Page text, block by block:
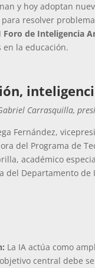
y hoy adoptan
resolver
Foro de Inteligencia
en la educación.
Carrasquilla,
Fernández,
del Programa de
académico
del Departamento
La IA actúa como
central debe